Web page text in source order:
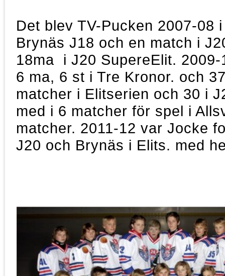
Det blev TV-Pucken 2007-
Brynäs J18 och en match i
18ma i J20 SupereElit.
6 ma, 6 st i Tre Kronor. och
matcher i Elitserien och 30 i
med i 6 matcher för spel i
matcher. 2011-12 var Jocke
J20 och Brynäs i Elits. med